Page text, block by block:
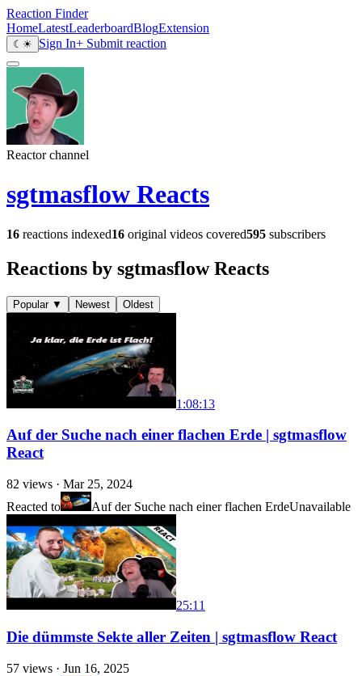
Reaction Finder
HomeLatestLeaderboardBlogExtension
☾ ☀ Sign In+ Submit reaction
Reactor channel
sgtmasflow Reacts
16 reactions indexed16 original videos covered595 subscribers
Reactions by sgtmasflow Reacts
Popular ▼ Newest Oldest
1:08:13
Auf der Suche nach einer flachen Erde | sgtmasflow
React
82 views · Mar 25, 2024
Reacted to
Auf der Suche nach einer flachen ErdeUnavailable
25:11
Die dümmste Sekte aller Zeiten | sgtmasflow React
57 views · Jun 16, 2025